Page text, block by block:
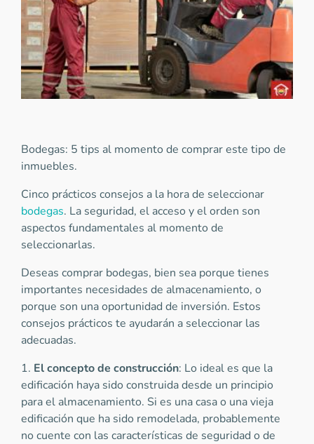
Bodegas: 5 tips al momento de comprar este tipo de
inmuebles.
Cinco prácticos consejos a la hora de seleccionar
bodegas. La seguridad, el acceso y el orden son
aspectos fundamentales al momento de
seleccionarlas.
Deseas comprar bodegas, bien sea porque tienes
importantes necesidades de almacenamiento, o
porque son una oportunidad de inversión. Estos
consejos prácticos te ayudarán a seleccionar las
adecuadas.
1. El concepto de construcción: Lo ideal es que la
edificación haya sido construida desde un principio
para el almacenamiento. Si es una casa o una vieja
edificación que ha sido remodelada, probablemente
no cuente con las características de seguridad o de